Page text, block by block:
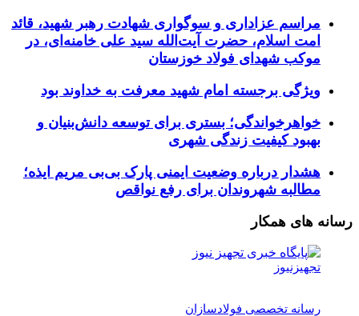
مراسم عزاداری و سوگواری شهادت رهبر شهید، قائد
امت اسلام، حضرت آیت‌الله سید علی خامنه‌ای، در
موکب شهدای فولاد خوزستان
ویژگی برجسته امام شهید معرفت به خداوند بود
خواهرخواندگی؛ بستری برای توسعه دانش‌بنیان و
بهبود کیفیت زندگی شهری
هشدار درباره وضعیت ایمنی پارک بی‌بی مریم ایذه؛
مطالبه شهروندان برای رفع نواقص
رسانه های همکار
تجهیزنیوز
رسانه تخصصی فولادسازان